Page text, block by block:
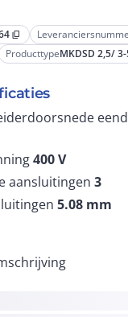
content_copy
ProducttypeMKDSD 2,5/
400V
aansluitingen 3
5.08 mm